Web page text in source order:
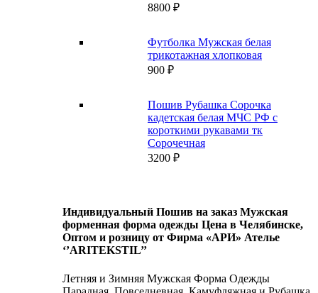
8800 ₽
Футболка Мужская белая
трикотажная хлопковая
900 ₽
Пошив Рубашка Сорочка
кадетская белая МЧС РФ с
короткими рукавами тк
Сорочечная
3200 ₽
Индивидуальный Пошив на заказ Мужская
форменная форма одежды Цена в Челябинске,
Оптом и розницу от Фирма «АРИ» Ателье
‘’ARITEKSTIL’’
Летняя и Зимняя Мужская Форма Одежды